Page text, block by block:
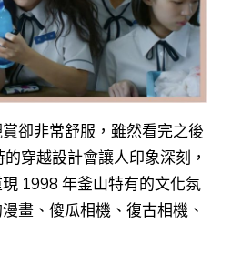
卻非常舒服，雖然看完之後
穿越設計會讓人印象深刻，
1998 年釜山特有的文化氛
畫、傻瓜相機、復古相機、